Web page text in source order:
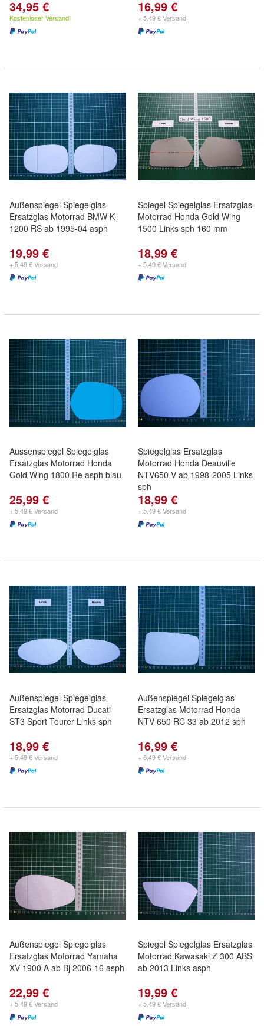
34,95 €
Kostenloser Versand
16,99 €
+ 5,49 € Versand
Außenspiegel Spiegelglas
Ersatzglas Motorrad BMW K-
1200 RS ab 1995-04 asph
19,99 €
+ 5,49 € Versand
Spiegel Spiegelglas Ersatzglas
Motorrad Honda Gold Wing
1500 Links sph 160 mm
18,99 €
+ 5,49 € Versand
Aussenspiegel Spiegelglas
Ersatzglas Motorrad Honda
Gold Wing 1800 Re asph blau
25,99 €
+ 5,49 € Versand
Spiegelglas Ersatzglas
Motorrad Honda Deauville
NTV650 V ab 1998-2005 Links
sph
18,99 €
+ 5,49 € Versand
Außenspiegel Spiegelglas
Ersatzglas Motorrad Ducati
ST3 Sport Tourer Links sph
18,99 €
+ 5,49 € Versand
Außenspiegel Spiegelglas
Ersatzglas Motorrad Honda
NTV 650 RC 33 ab 2012 sph
16,99 €
+ 5,49 € Versand
Außenspiegel Spiegelglas
Ersatzglas Motorrad Yamaha
XV 1900 A ab Bj 2006-16 asph
22,99 €
+ 5,49 € Versand
Spiegel Spiegelglas Ersatzglas
Motorrad Kawasaki Z 300 ABS
ab 2013 Links asph
19,99 €
+ 5,49 € Versand